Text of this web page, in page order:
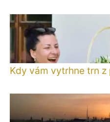
Kdy vám vytrhne trn